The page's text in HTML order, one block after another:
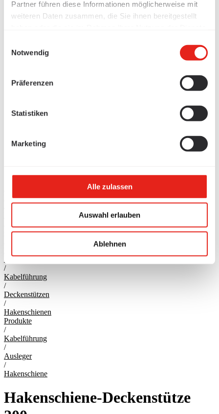
Partner führen diese Informationen möglicherweise mit
weiteren Daten zusammen, die Sie ihnen bereitgestellt
Notwendig
Präferenzen
Statistiken
Marketing
Alle zulassen
Auswahl erlauben
Ablehnen
Produkte
Gitter
Produkte
/
Kabelführung
/
Deckenstützen
/
Hakenschienen
Produkte
/
Kabelführung
/
Ausleger
/
Hakenschiene
Hakenschiene-Deckenstütze